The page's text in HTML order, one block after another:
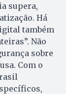
supera,
Há
também
Não
sobre
Com o